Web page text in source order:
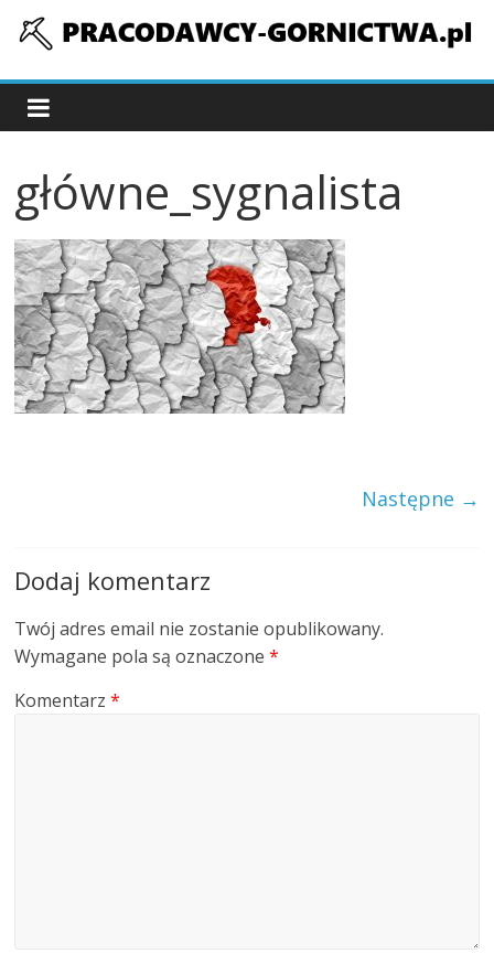
pracodawcy-
gornictwa.pl
główne_sygnalista
Następne →
Dodaj komentarz
Twój adres email nie zostanie opublikowany.
Wymagane pola są oznaczone*
Komentarz*